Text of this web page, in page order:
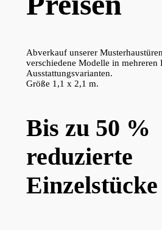
Abverkauf unserer
verschiedene Modelle in mehreren
Ausstattungsvarianten.
Größe 1,1 x 2,1 m.
Bis zu 50 %
reduzierte
Einzelstücke